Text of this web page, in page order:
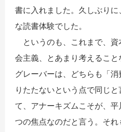
書に入れました。久しぶり
な読書体験でした。
というのも、これまで、資
会主義、とあまり考えること
グレーバーは、どちらも「
りたたないという点で同じ
て、アナーキズムこそが、
つの焦点なのだと言う。そ